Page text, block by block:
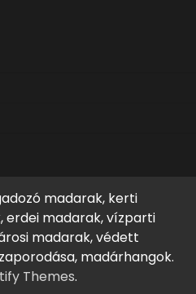
madarak, kerti
erdei madarak, vízparti
madarak, védett
madárhangok.
Themes.